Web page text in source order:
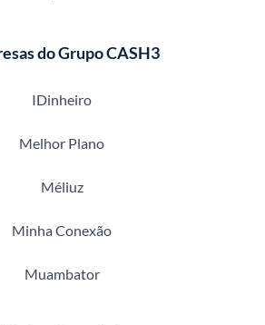
do Grupo CASH3
IDinheiro
Melhor Plano
Méliuz
Minha Conexão
Muambator